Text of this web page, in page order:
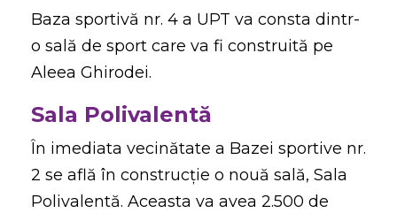
Baza sportivă nr. 4 a UPT va consta dintr-
o sală de sport care va fi construită pe
Aleea Ghirodei.
Sala Polivalentă
În imediata vecinătate a Bazei sportive nr.
2 se află în construcție o nouă sală, Sala
Polivalentă. Aceasta va avea 2.500 de